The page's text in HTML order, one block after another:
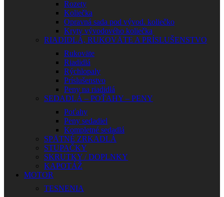
Rozety
Koliečka
Opravná sada pod vývod. koliečko
Kryty vývodového koliečka
RIADIDLÁ, RUKOVÄTE A PRÍSLUŠENSTVO
Rukoväte
Riadidlá
Rýchlopaly
Príslušenstvo
Peny na riadidlá
SEDADLÁ – POŤAHY – PENY
Poťahy
Peny sedadiel
Kompletné sedadlá
SPÄTNÉ ZRKADLÁ
STUPAČKY
SKRUTKY / DOPLNKY
KAPOTÁŽ
MOTOR
TESNENIA